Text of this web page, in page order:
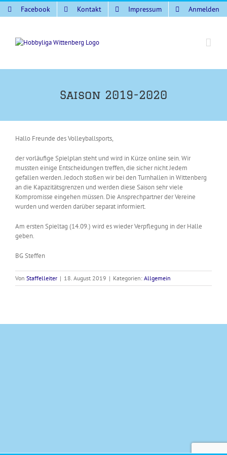
Zum
Inhalt
Facebook Kontakt Impressum Anmelden
Saison 2019-2020
Hallo Freunde des Volleyballsports,
der vorläufige Spielplan steht und wird in Kürze online sein. Wir
mussten einige Entscheidungen treffen, die sicher nicht Jedem
gefallen werden. Jedoch stoßen wir bei den Turnhallen in Wittenberg
an die Kapazitätsgrenzen und werden diese Saison sehr viele
Kompromisse eingehen müssen. Die Ansprechpartner der Vereine
wurden und werden darüber separat informiert.
Am ersten Spieltag (14.09.) wird es wieder Verpflegung in der Halle
geben.
BG Steffen
Von Staffelleiter | 18. August 2019 | Kategorien: Allgemein